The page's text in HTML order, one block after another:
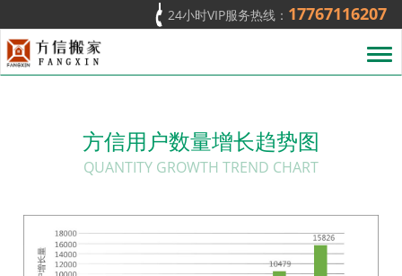
24小时VIP服务热线： 17767116207
T
o
i
方信用户数量增长趋势图
QUANTITY GROWTH TREND CHART